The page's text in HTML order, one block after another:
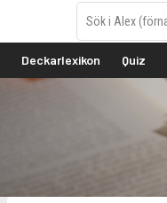
Deckarlexikon Quiz